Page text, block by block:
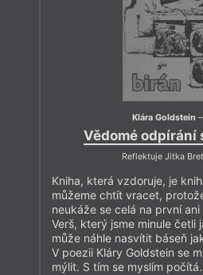
Klára Goldstein –
Vědomé
Reflektuje Jitka
Kniha, která vzdoruje, je
můžeme chtít vracet,
neukáže se celá na první
Verš, který jsme minule četli
může náhle nasvítit báseň
V poezii Kláry Goldstein se
mýlit. S tím se myslím počítá.